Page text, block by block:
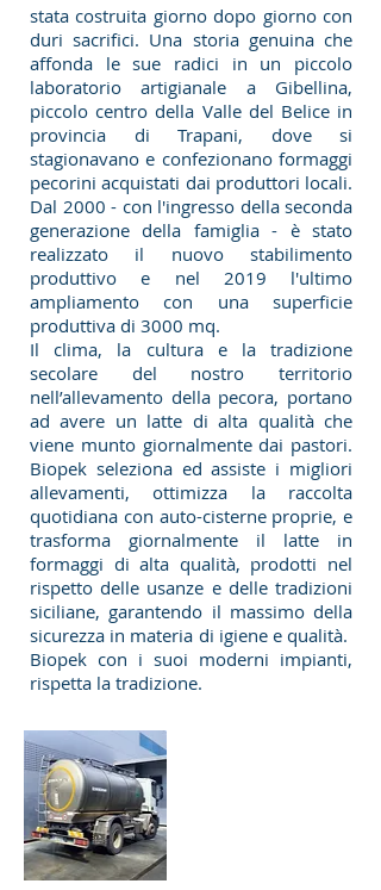
stata costruita giorno dopo giorno con
duri sacrifici. Una storia genuina che
affonda le sue radici in un piccolo
laboratorio artigianale a Gibellina,
piccolo centro della Valle del Belice in
provincia di Trapani, dove si
stagionavano e confezionano formaggi
pecorini acquistati dai produttori locali.
Dal 2000 - con l'ingresso della seconda
generazione della famiglia - è stato
realizzato il nuovo stabilimento
produttivo e nel 2019 l'ultimo
ampliamento con una superficie
produttiva di 3000 mq.
Il clima, la cultura e la tradizione
secolare del nostro territorio
nell’allevamento della pecora, portano
ad avere un latte di alta qualità che
viene munto giornalmente dai pastori.
Biopek seleziona ed assiste i migliori
allevamenti, ottimizza la raccolta
quotidiana con auto-cisterne proprie, e
trasforma giornalmente il latte in
formaggi di alta qualità, prodotti nel
rispetto delle usanze e delle tradizioni
siciliane, garantendo il massimo della
sicurezza in materia di igiene e qualità.
Biopek con i suoi moderni impianti,
rispetta la tradizione.